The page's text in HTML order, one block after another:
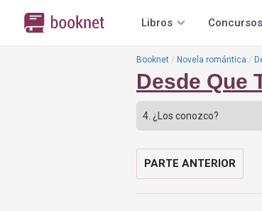
Libros Concursos
Booknet Novela romántica
Desde Que
PARTE ANTERIOR